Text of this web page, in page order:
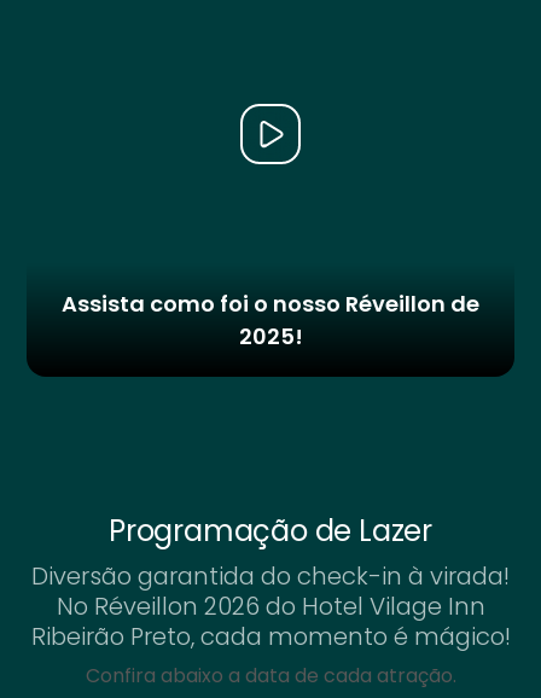
Assista como foi o nosso Réveillon de
2025!
Programação de Lazer
Diversão garantida do check-in à virada!
No Réveillon 2026 do Hotel Vilage Inn
Ribeirão Preto, cada momento é mágico!
Confira abaixo a data de cada atração.